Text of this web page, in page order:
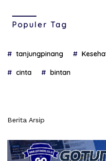
Populer Tag
tanjungpinang
cinta bintan
Berita Arsip